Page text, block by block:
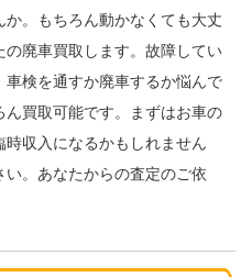
。もちろん動かなくても大丈
廃車買取します。故障してい
検を通すか廃車するか悩んで
買取可能です。まずはお車の
収入になるかもしれません
。あなたからの査定のご依